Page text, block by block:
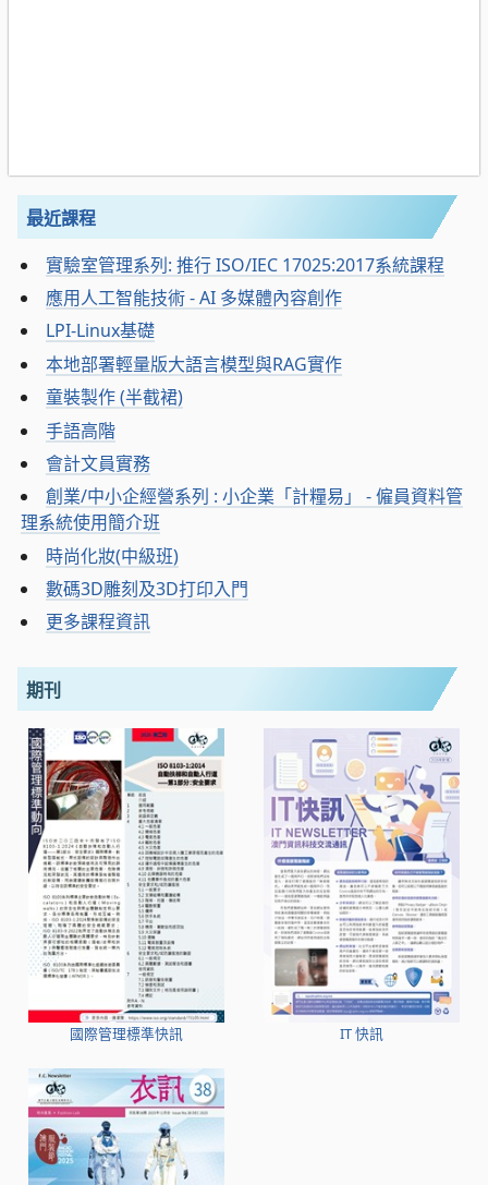
最近課程
實驗室管理系列: 推行 ISO/IEC 17025:2017系統課程
應用人工智能技術 - AI 多媒體內容創作
LPI-Linux基礎
本地部署輕量版大語言模型與RAG實作
童裝製作 (半截裙)
手語高階
會計文員實務
創業/中小企經營系列 : 小企業「計糧易」 - 僱員資料管
理系統使用簡介班
時尚化妝(中級班)
數碼3D雕刻及3D打印入門
更多課程資訊
期刊
國際管理標準快訊 IT 快訊